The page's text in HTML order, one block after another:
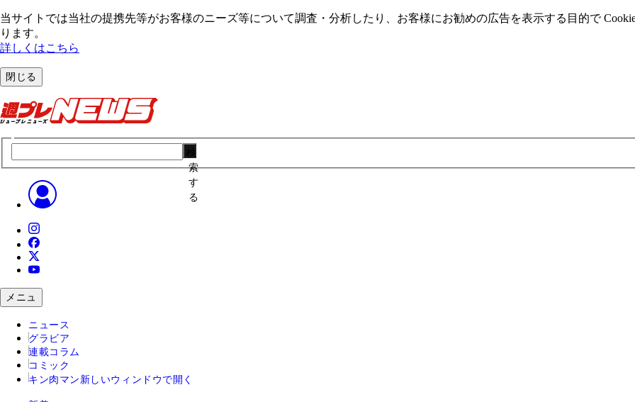
当サイトでは当社の提携先等がお客様のニーズ等について調査・分析したり、お客様にお勧めの広告を表⽰する⽬的で
ります。
詳しくはこちら
閉じる
索
す
る
メニュ
ニュース
グラビア
連載コラム
コミック
キン肉マン 新しいウィンドウで開く